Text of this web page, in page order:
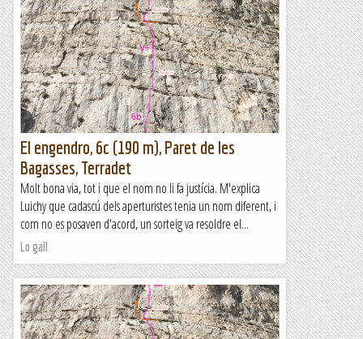
El engendro, 6c (190 m), Paret de les
Bagasses, Terradet
Molt bona via, tot i que el nom no li fa justícia. M'explica
Luichy que cadascú dels aperturistes tenia un nom diferent, i
com no es posaven d'acord, un sorteig va resoldre el...
Lo gall